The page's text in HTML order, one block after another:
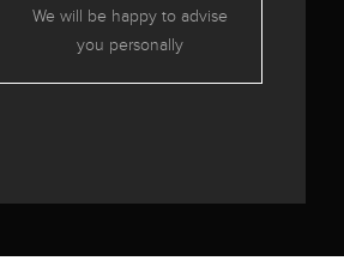
We will be happy to advise
you personally